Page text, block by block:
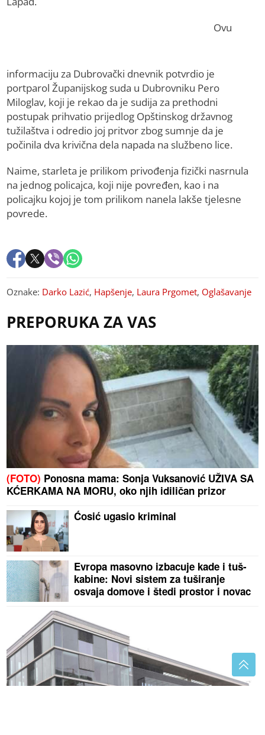
Ovu
informaciju za Dubrovački dnevnik potvrdio je
portparol Županijskog suda u Dubrovniku Pero
Miloglav, koji je rekao da je sudija za prethodni
postupak prihvatio prijedlog Opštinskog državnog
tužilaštva i odredio joj pritvor zbog sumnje da je
počinila dva krivična dela napada na službeno lice.
Naime, starleta je prilikom privođenja fizički nasrnula
na jednog policajca, koji nije povređen, kao i na
policajku kojoj je tom prilikom nanela lakše tjelesne
povrede.
Oznake: Darko Lazić, Hapšenje, Laura Prgomet, Oglašavanje
PREPORUKA ZA VAS
(FOTO) Ponosna mama: Sonja Vuksanović UŽIVA SA
KĆERKAMA NA MORU, oko njih idiličan prizor
Ćosić ugasio kriminal
Evropa masovno izbacuje kade i tuš-
kabine: Novi sistem za tuširanje
osvaja domove i štedi prostor i novac